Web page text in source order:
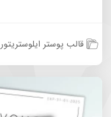
قالب پوستر ایلوستریتور